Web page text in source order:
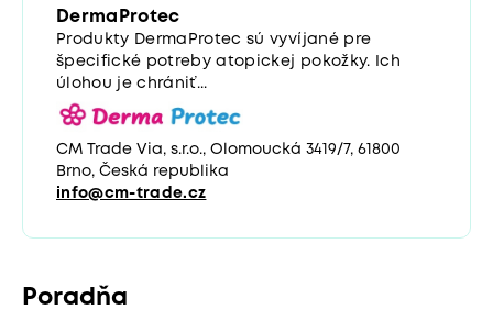
DermaProtec
Produkty DermaProtec sú vyvíjané pre
špecifické potreby atopickej pokožky. Ich
úlohou je chrániť...
CM Trade Via, s.r.o., Olomoucká 3419/7, 61800
Brno, Česká republika
info@cm-trade.cz
Poradňa